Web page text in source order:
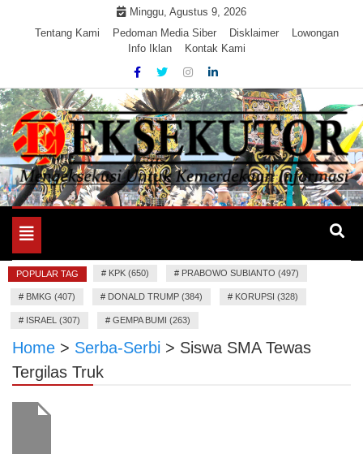
Minggu, Agustus 9, 2026
Tentang Kami
Pedoman Media Siber Disklaimer
Lowongan
Info Iklan
Kontak Kami
EKSEKUTOR
Mengeksekusi Berita Untuk Kemerdekaan dan Keadilan
Toggle
navigation
POPULAR TAG # KPK (650) # PRABOWO SUBIANTO (497)
# BMKG (407) # DONALD TRUMP (384) # KORUPSI (328)
# ISRAEL (307) # GEMPA BUMI (263)
Home > Serba-Serbi > Siswa SMA Tewas
Tergilas Truk